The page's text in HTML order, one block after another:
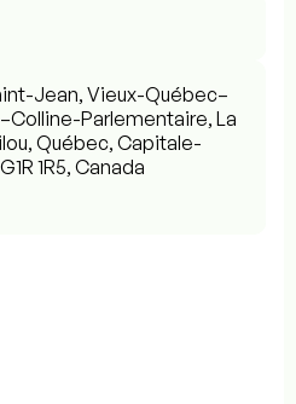
Jean, Vieux-Québec–
Parlementaire, La
Québec, Capitale-
1R5, Canada